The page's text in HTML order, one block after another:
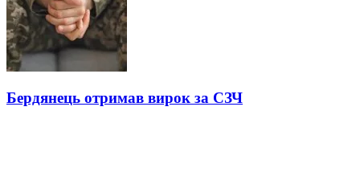
Бердянець отримав вирок за СЗЧ